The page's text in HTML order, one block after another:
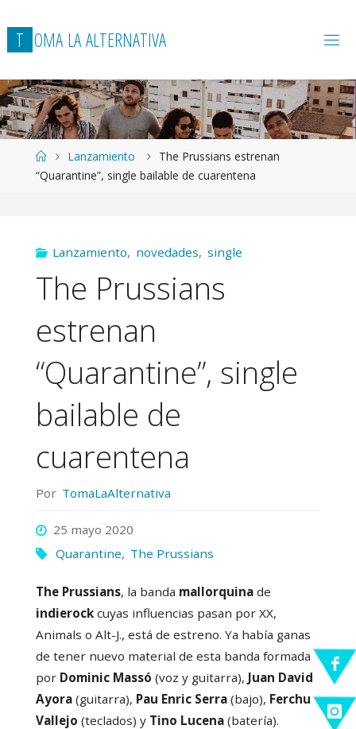
T OMA LAALTERNATIVA
Página
de
Lanzamiento
The Prussians estrenan
“Quarantine”, single bailable de cuarentena
Lanzamiento, novedades, single
The Prussians
estrenan
“Quarantine”, single
bailable de
cuarentena
Por TomaLaAlternativa
25 mayo 2020
Quarantine, The Prussians
The Prussians, la banda mallorquinade
indierockcuyas influencias pasan por XX,
Animals o Alt-J., está de estreno. Ya había ganas
de tener nuevo material de esta banda formada
por Dominic Massó (voz y guitarra), Juan David
Ayora(guitarra), Pau Enric Serra(bajo), Ferchu
Vallejo (teclados) y Tino Lucena(batería).